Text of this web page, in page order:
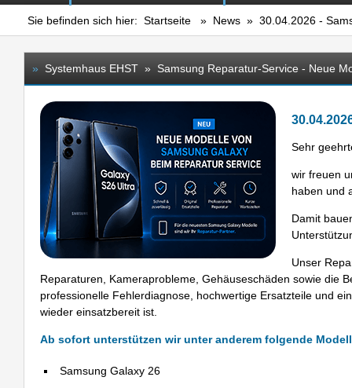
Sie befinden sich hier: Startseite » News » 30.04.2026 -
» Systemhaus EHST » Samsung Reparatur-Service - Neue
Sehr
wir freuen
haben und
Damit
Unser
Reparaturen, Kameraprobleme, Gehäuseschäden sowie die
professionelle Fehlerdiagnose, hochwertige Ersatzteile und
wieder einsatzbereit ist.
Ab sofort unterstützen wir unter anderem folgende
Samsung Galaxy 26